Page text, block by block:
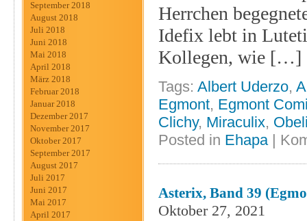
September 2018
August 2018
Juli 2018
Juni 2018
Mai 2018
April 2018
März 2018
Februar 2018
Januar 2018
Dezember 2017
November 2017
Oktober 2017
September 2017
August 2017
Juli 2017
Juni 2017
Mai 2017
April 2017
Herrchen
Idefix lebt in
Kollegen, wie […]
Tags: Albert Uderzo,
Egmont, Egmont
Clichy, Miraculix,
Posted in Ehapa |
Asterix, Band 39
Oktober 27, 2021